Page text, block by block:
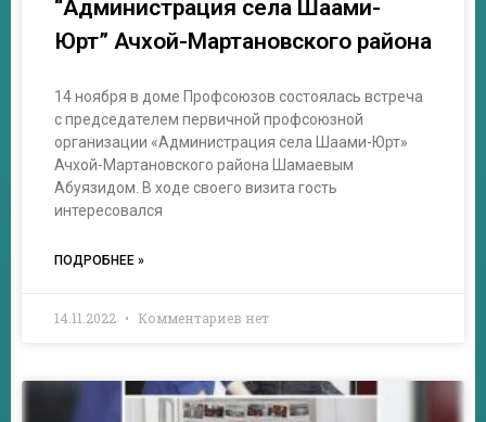
“Администрация села Шаами-
Юрт” Ачхой-Мартановского района
14 ноября в доме Профсоюзов состоялась встреча
с председателем первичной профсоюзной
организации «Администрация села Шаами-Юрт»
Ачхой-Мартановского района Шамаевым
Абуязидом. В ходе своего визита гость
интересовался
ПОДРОБНЕЕ »
14.11.2022 Комментариев нет